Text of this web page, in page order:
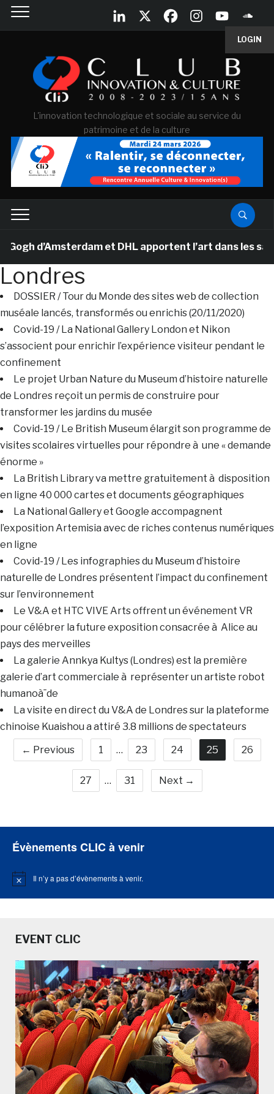
LOGIN
L'innovation technologique et sociale au service du
patrimoine et de la culture
d’Amsterdam et DHL apportent l’art dans les
Londres
DOSSIER / Tour du Monde des sites web de collection
muséale lancés, transformés ou enrichis (20/11/2020)
Covid-19 / La National Gallery London et Nikon
s’associent pour enrichir l’expérience visiteur pendant le
confinement
Le projet Urban Nature du Museum d’histoire naturelle
de Londres reçoit un permis de construire pour
transformer les jardins du musée
Covid-19 / Le British Museum élargit son programme de
visites scolaires virtuelles pour répondre à une « demande
énorme »
La British Library va mettre gratuitement à disposition
en ligne 40 000 cartes et documents géographiques
La National Gallery et Google accompagnent
l’exposition Artemisia avec de riches contenus numériques
en ligne
Covid-19 / Les infographies du Museum d’histoire
naturelle de Londres présentent l’impact du confinement
sur l’environnement
Le V&A et HTC VIVE Arts offrent un événement VR
pour célébrer la future exposition consacrée à Alice au
pays des merveilles
La galerie Annkya Kultys (Londres) est la première
galerie d’art commerciale à représenter un artiste robot
humanoà¯de
La visite en direct du V&A de Londres sur la plateforme
chinoise Kuaishou a attiré 3.8 millions de spectateurs
← Previous
1 … 23 24 25 26
27 … 31 Next →
Évènements CLIC à venir
Notice Il n’y a pas d’évènements à venir.
EVENT CLIC